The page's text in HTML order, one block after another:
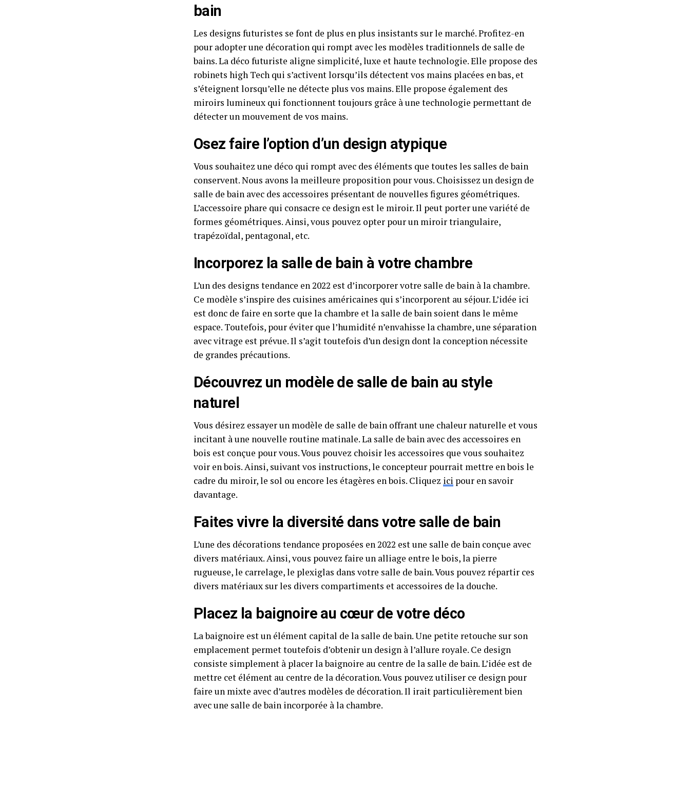
bain
Les designs futuristes se font de plus en plus insistants sur le marché. Profitez-en
pour adopter une décoration qui rompt avec les modèles traditionnels de salle de
bains. La déco futuriste aligne simplicité, luxe et haute technologie. Elle propose des
robinets high Tech qui s’activent lorsqu’ils détectent vos mains placées en bas, et
s’éteignent lorsqu’elle ne détecte plus vos mains. Elle propose également des
miroirs lumineux qui fonctionnent toujours grâce à une technologie permettant de
détecter un mouvement de vos mains.
Osez faire l’option d’un design atypique
Vous souhaitez une déco qui rompt avec des éléments que toutes les salles de bain
conservent. Nous avons la meilleure proposition pour vous. Choisissez un design de
salle de bain avec des accessoires présentant de nouvelles figures géométriques.
L’accessoire phare qui consacre ce design est le miroir. Il peut porter une variété de
formes géométriques. Ainsi, vous pouvez opter pour un miroir triangulaire,
trapézoïdal, pentagonal, etc.
Incorporez la salle de bain à votre chambre
L’un des designs tendance en 2022 est d’incorporer votre salle de bain à la chambre.
Ce modèle s’inspire des cuisines américaines qui s’incorporent au séjour. L’idée ici
est donc de faire en sorte que la chambre et la salle de bain soient dans le même
espace. Toutefois, pour éviter que l’humidité n’envahisse la chambre, une séparation
avec vitrage est prévue. Il s’agit toutefois d’un design dont la conception nécessite
de grandes précautions.
Découvrez un modèle de salle de bain au style
naturel
Vous désirez essayer un modèle de salle de bain offrant une chaleur naturelle et vous
incitant à une nouvelle routine matinale. La salle de bain avec des accessoires en
bois est conçue pour vous. Vous pouvez choisir les accessoires que vous souhaitez
voir en bois. Ainsi, suivant vos instructions, le concepteur pourrait mettre en bois le
cadre du miroir, le sol ou encore les étagères en bois. Cliquez ici pour en savoir
davantage.
Faites vivre la diversité dans votre salle de bain
L’une des décorations tendance proposées en 2022 est une salle de bain conçue avec
divers matériaux. Ainsi, vous pouvez faire un alliage entre le bois, la pierre
rugueuse, le carrelage, le plexiglas dans votre salle de bain. Vous pouvez répartir ces
divers matériaux sur les divers compartiments et accessoires de la douche.
Placez la baignoire au cœur de votre déco
La baignoire est un élément capital de la salle de bain. Une petite retouche sur son
emplacement permet toutefois d’obtenir un design à l’allure royale. Ce design
consiste simplement à placer la baignoire au centre de la salle de bain. L’idée est de
mettre cet élément au centre de la décoration. Vous pouvez utiliser ce design pour
faire un mixte avec d’autres modèles de décoration. Il irait particulièrement bien
avec une salle de bain incorporée à la chambre.